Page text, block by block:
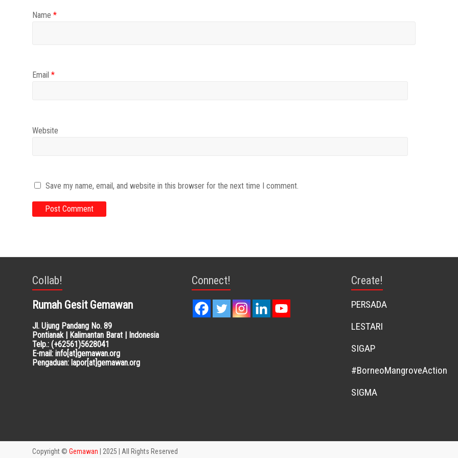
Name *
Email *
Website
Save my name, email, and website in this browser for the next time I comment.
Collab!
Rumah Gesit Gemawan
Jl. Ujung Pandang No. 89
Pontianak | Kalimantan Barat | Indonesia
Telp.: (+62561)5628041
E-mail: info[at]gemawan.org
Pengaduan: lapor[at]gemawan.org
Connect! Create!
PERSADA
LESTARI
SIGAP
#BorneoMangroveAction
SIGMA
Copyright © Gemawan | 2025 | All Rights Reserved